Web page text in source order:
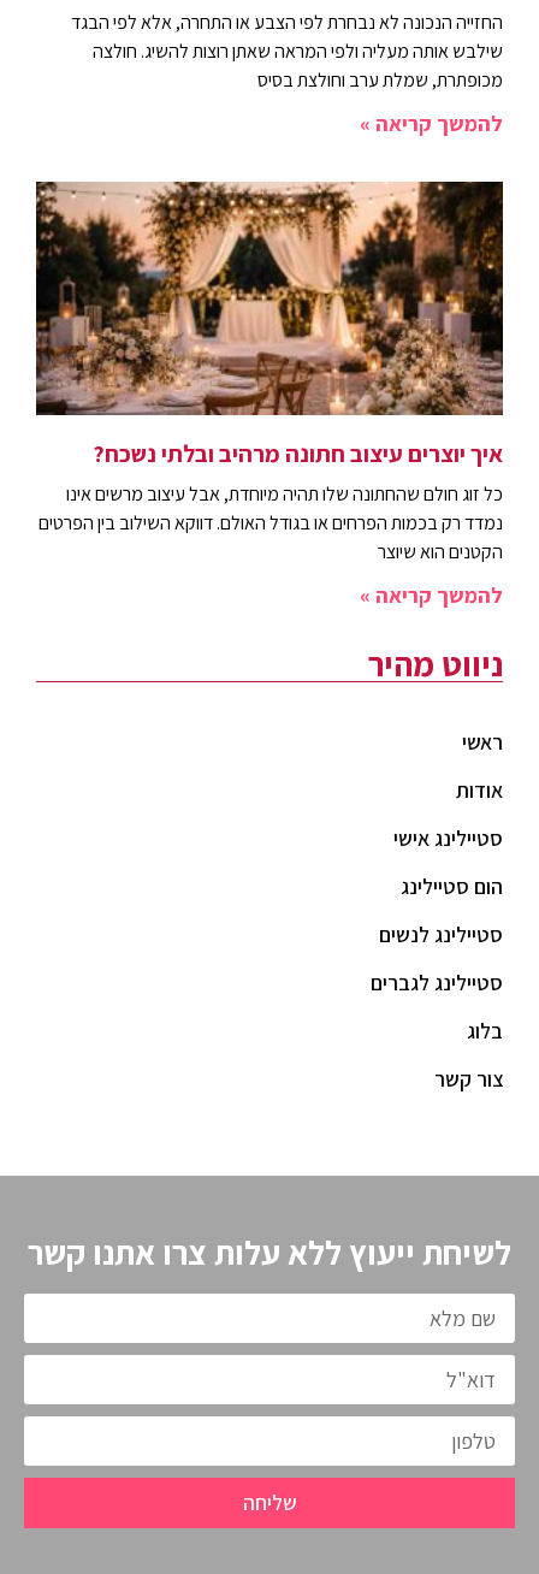
החזייה הנכונה לא נבחרת לפי הצבע או התחרה, אלא לפי הבגד
שילבש אותה מעליה ולפי המראה שאתן רוצות להשיג. חולצה
מכופתרת, שמלת ערב וחולצת בסיס
להמשך קריאה »
איך יוצרים עיצוב חתונה מרהיב ובלתי נשכח?
כל זוג חולם שהחתונה שלו תהיה מיוחדת, אבל עיצוב מרשים אינו
נמדד רק בכמות הפרחים או בגודל האולם. דווקא השילוב בין הפרטים
הקטנים הוא שיוצר
להמשך קריאה »
ניווט מהיר
ראשי
אודות
סטיילינג אישי
הום סטיילינג
סטיילינג לנשים
סטיילינג לגברים
בלוג
צור קשר
לשיחת ייעוץ ללא עלות צרו אתנו קשר
שליחה